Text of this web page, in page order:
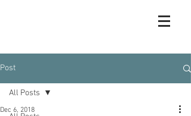
Post
All Posts
Dec 6, 2018